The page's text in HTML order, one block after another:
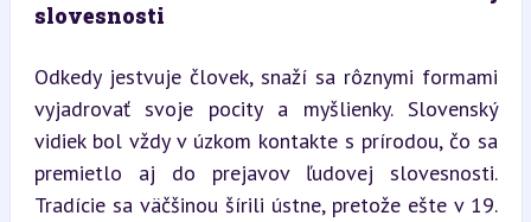
slovesnosti
Odkedy jestvuje človek, snaží sa rôznymi formami
vyjadrovať svoje pocity a myšlienky. Slovenský
vidiek bol vždy v úzkom kontakte s prírodou, čo sa
premietlo aj do prejavov ľudovej slovesnosti.
Tradície sa väčšinou šírili ústne, pretože ešte v 19.